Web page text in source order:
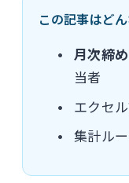
この記事はど
月次締
当者
エクセ
集計ル